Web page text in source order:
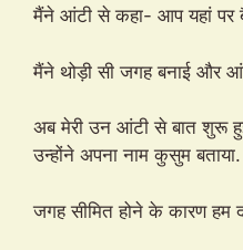
मैंने आंटी से कहा- आप यहां पर
मैंने थोड़ी सी जगह बनाई और
अब मेरी उन आंटी से बात शुरू
उन्होंने अपना नाम कुसुम बताया.
जगह सीमित होने के कारण